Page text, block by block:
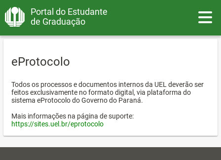
Portal do Estudante
de Graduação
eProtocolo
Todos os processos e documentos internos da UEL deverão ser
feitos exclusivamente no formato digital, via plataforma do
sistema eProtocolo do Governo do Paraná.
Mais informações na página de suporte:
https://sites.uel.br/eprotocolo